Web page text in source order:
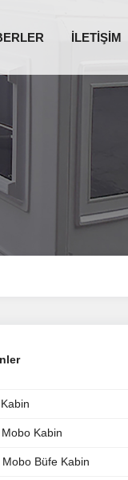
İLETİŞİM
Kabin
Büfe Kabin